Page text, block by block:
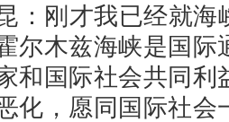
：刚才我已经就海
尔木兹海峡是国
和国际社会共同
化，愿同国际社